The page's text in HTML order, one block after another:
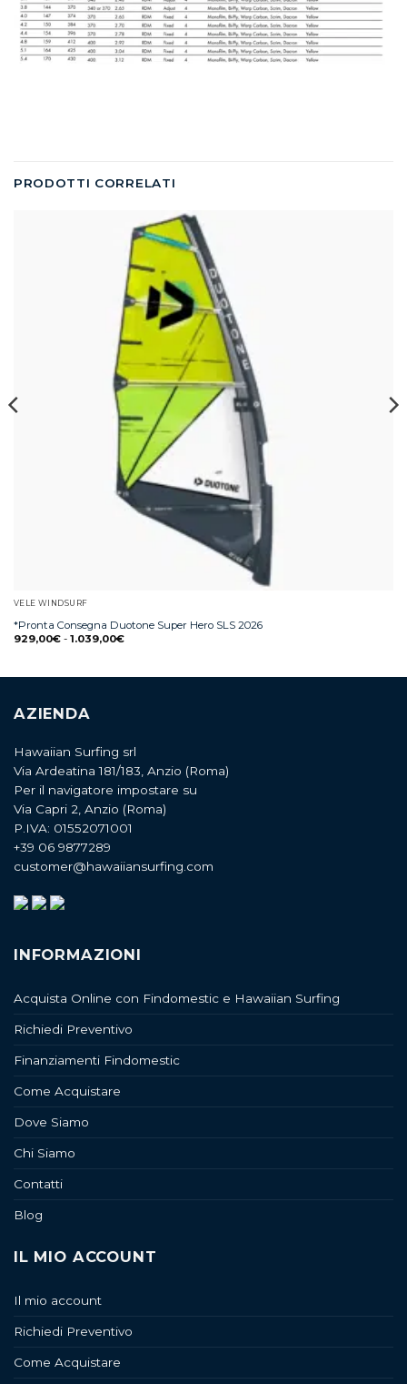
PRODOTTI CORRELATI
VELE WINDSURF
*Pronta Consegna Duotone Super Hero SLS 2026
929,00€ - 1.039,00€
AZIENDA
Hawaiian Surfing srl
Via Ardeatina 181/183, Anzio (Roma)
Per il navigatore impostare su
Via Capri 2, Anzio (Roma)
P.IVA: 01552071001
+39 06 9877289
customer@hawaiiansurfing.com
INFORMAZIONI
Acquista Online con Findomestic e Hawaiian Surfing
Richiedi Preventivo
Finanziamenti Findomestic
Come Acquistare
Dove Siamo
Chi Siamo
Contatti
Blog
IL MIO ACCOUNT
Il mio account
Richiedi Preventivo
Come Acquistare